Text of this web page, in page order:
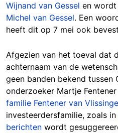
Wijnand van Gessel en
Michel van Gessel. Een
heeft dit op 7 mei ook
Afgezien van het toeval dat
achternaam van de
geen banden bekend tussen
onderzoeker Martje
familie Fentener van
investeerdersfamilie, zoals in
berichten wordt